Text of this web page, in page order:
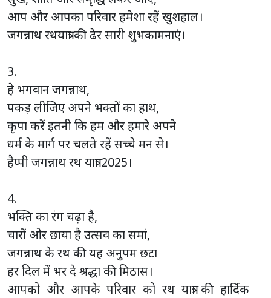
आप और आपका परिवार हमेशा रहें खुशहाल।
जगन्नाथ रथयात्रा की ढेर सारी शुभकामनाएं।
3.
हे भगवान जगन्नाथ,
पकड़ लीजिए अपने भक्तों का हाथ,
कृपा करें इतनी कि हम और हमारे अपने
धर्म के मार्ग पर चलते रहें सच्चे मन से।
हैप्पी जगन्नाथ रथ यात्रा 2025।
4.
भक्ति का रंग चढ़ा है,
चारों ओर छाया है उत्सव का समां,
जगन्नाथ के रथ की यह अनुपम छटा
हर दिल में भर दे श्रद्धा की मिठास।
आपको और आपके परिवार को रथ यात्रा की हार्दिक